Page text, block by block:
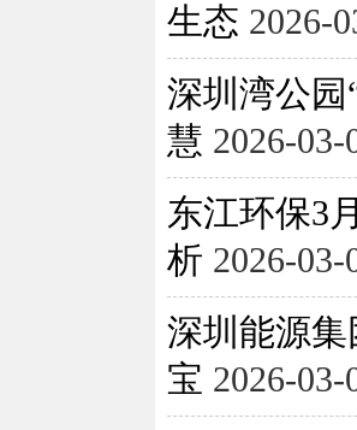
生态 2026-
深圳湾公
慧 2026-03-
东江环保3
析 2026-03-
深圳能源
宝 2026-03-